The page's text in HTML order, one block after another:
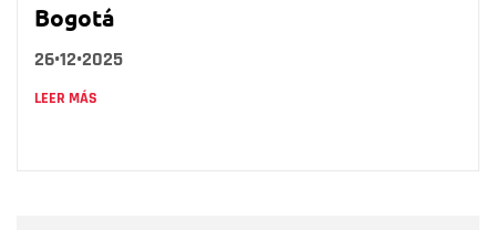
Bogotá
26•12•2025
LEER MÁS